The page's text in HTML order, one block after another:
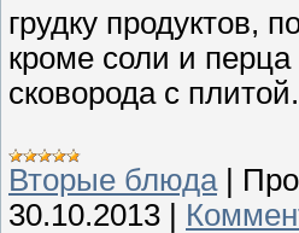
грудку продуктов,
кроме соли и перца
сковорода с
Вторые блюда |
30.10.2013 |